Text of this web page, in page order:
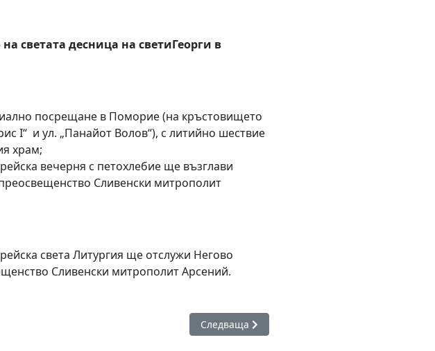
на светата десница на светиГеорги в
посрещане в Поморие (на кръстовището
I“ и ул. „Панайот Волов“), с литийно шествие
храм;
вечерня с петохлебие ще възглави
Сливенски митрополит
света Литургия ще отслужи Негово
Сливенски митрополит Арсений.
Национален тракийски фолклорен събор „Гергьовден 2026 г.” започва в Поморие
Следваща статия: Основно училище „Христо
Следваща